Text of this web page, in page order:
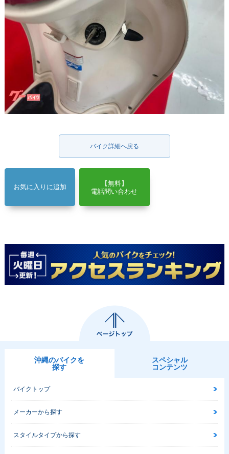
バイク詳細へ戻る
お気に入りに追加
【無料】
電話問い合わせ
沖縄のバイクを
探す
スペシャル
コンテンツ
バイクトップ
メーカーから探す
スタイルタイプから探す